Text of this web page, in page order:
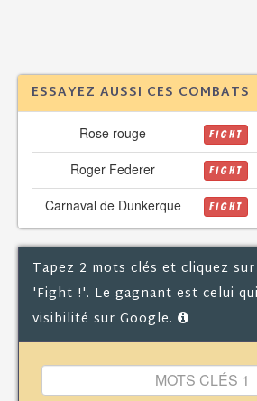
ESSAYEZ AUSSI CES COMBATS
Rose rouge FIGHT
Roger Federer
FIGHT
Carnaval de Dunkerque
FIGHT
Tapez 2 mots clés et cliquez
'Fight !'. Le gagnant est celui
visibilité sur Google.